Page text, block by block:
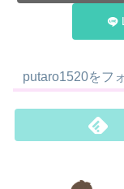
putaro1520をフ